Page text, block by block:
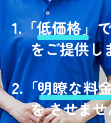
1.「低価格」
をご提供し
2.「明瞭な料
を させませ